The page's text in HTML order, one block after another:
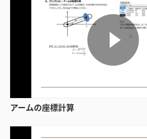
アームの座標計算